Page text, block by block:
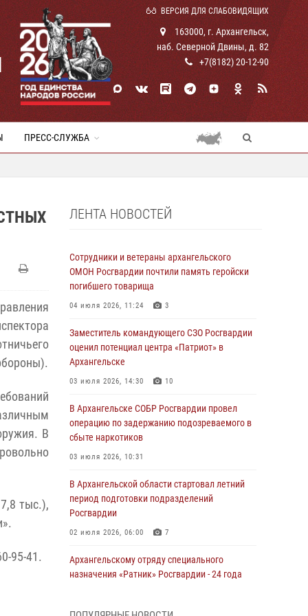
ВЕРСИЯ ДЛЯ СЛАБОВИДЯЩИХ
163000, г. Архангельск,
наб. Северной Двины, д. 82
+7(8182) 20-12-90
ПРЕСС-СЛУЖБА
В
тыс.),
95-41.
ЛЕНТА НОВОСТЕЙ
Сотрудники и ветераны архангельского
ОМОН Росгвардии почтили память геройски
погибшего товарища
04 июля 2026, 11:24 3
Заместитель командующего СЗО Росгвардии
оценил потенциал центра «Патриот» в
Архангельске
03 июля 2026, 14:30 10
В Архангельске СОБР Росгвардии провел
операцию по задержанию подозреваемого в
сбыте наркотиков
03 июля 2026, 10:31
В Архангельской области стартовал летний
период подготовки подразделений
Росгвардии
02 июля 2026, 06:00 7
Архангельскому отряду специального
назначения «Ратник» Росгвардии - 24 года